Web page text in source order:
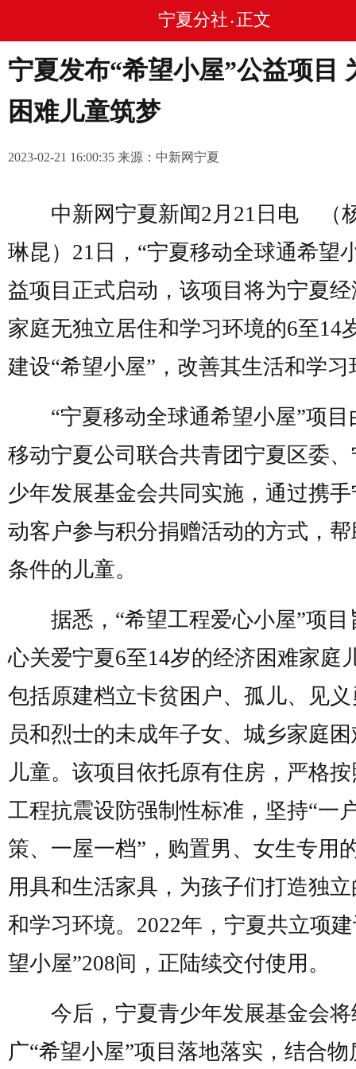
宁夏分社 • 正文
宁夏发布“希望小屋”公益项目
困难儿童筑梦
2023-02-21 16:00:35 来源：中新网宁夏
中新网宁夏新闻2月21日电 （
琳昆）21日，“宁夏移动全球通希望
益项目正式启动，该项目将为宁夏
家庭无独立居住和学习环境的6至14
建设“希望小屋”，改善其生活和学习
“宁夏移动全球通希望小屋”项目
移动宁夏公司联合共青团宁夏区委
少年发展基金会共同实施，通过携
动客户参与积分捐赠活动的方式，
条件的儿童。
据悉，“希望工程爱心小屋”项目
心关爱宁夏6至14岁的经济困难家庭
包括原建档立卡贫困户、孤儿、见
员和烈士的未成年子女、城乡家庭
儿童。该项目依托原有住房，严格
工程抗震设防强制性标准，坚持“一
策、一屋一档”，购置男、女生专用
用具和生活家具，为孩子们打造独
和学习环境。2022年，宁夏共立项
望小屋”208间，正陆续交付使用。
今后，宁夏青少年发展基金会将
广“希望小屋”项目落地落实，结合物